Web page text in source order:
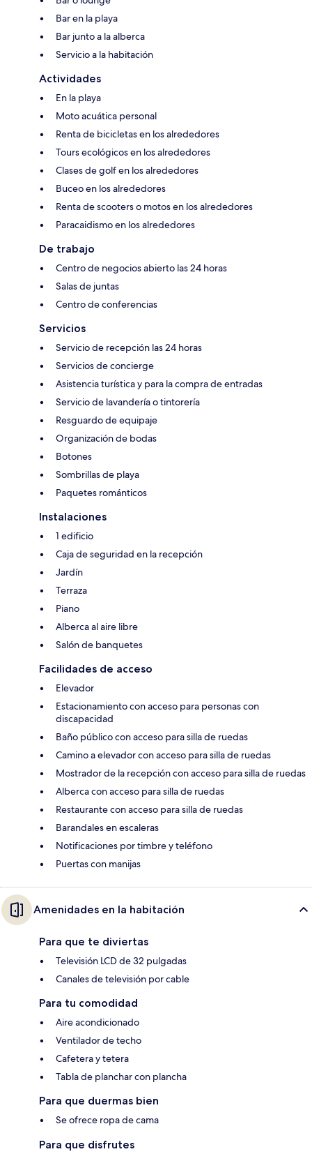
Bar en la playa
Bar junto a la alberca
Servicio a la habitación
Actividades
En la playa
Moto acuática personal
Renta de bicicletas en los alrededores
Tours ecológicos en los alrededores
Clases de golf en los alrededores
Buceo en los alrededores
Renta de scooters o motos en los alrededores
Paracaidismo en los alrededores
De trabajo
Centro de negocios abierto las 24 horas
Salas de juntas
Centro de conferencias
Servicios
Servicio de recepción las 24 horas
Servicios de concierge
Asistencia turística y para la compra de entradas
Servicio de lavandería o tintorería
Resguardo de equipaje
Organización de bodas
Botones
Sombrillas de playa
Paquetes románticos
Instalaciones
1 edificio
Caja de seguridad en la recepción
Jardín
Terraza
Piano
Alberca al aire libre
Salón de banquetes
Facilidades de acceso
Elevador
Estacionamiento con acceso para personas con
discapacidad
Baño público con acceso para silla de ruedas
Camino a elevador con acceso para silla de ruedas
Mostrador de la recepción con acceso para silla de ruedas
Alberca con acceso para silla de ruedas
Restaurante con acceso para silla de ruedas
Barandales en escaleras
Notificaciones por timbre y teléfono
Puertas con manijas
Amenidades en la habitación
Para que te diviertas
Televisión LCD de 32 pulgadas
Canales de televisión por cable
Para tu comodidad
Aire acondicionado
Ventilador de techo
Cafetera y tetera
Tabla de planchar con plancha
Para que duermas bien
Se ofrece ropa de cama
Para que disfrutes